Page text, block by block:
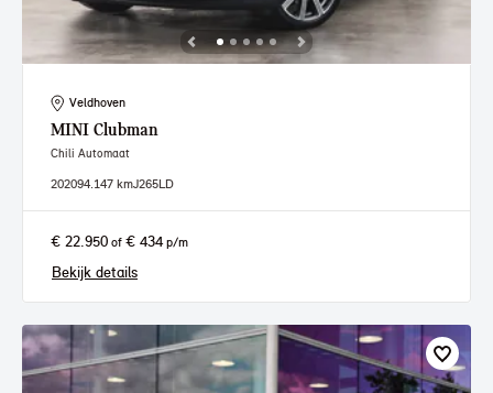
Veldhoven
MINI Clubman
Chili Automaat
202094.147 kmJ265LD
€ 22.950 of € 434p/m
Bekijk details